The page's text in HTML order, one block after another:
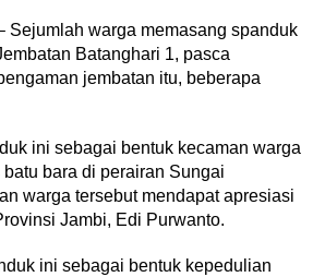
Sejumlah warga memasang spanduk
Batanghari 1, pasca
jembatan itu, beberapa
ini sebagai bentuk kecaman warga
bara di perairan Sungai
warga tersebut mendapat apresiasi
Jambi, Edi Purwanto.
ini sebagai bentuk kepedulian